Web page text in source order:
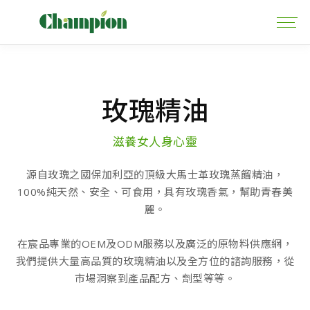
玫瑰精油
滋養女人身心靈
源自玫瑰之國保加利亞的頂級大馬士革玫瑰蒸餾精油，
100%純天然、安全、可食用，具有玫瑰香氣，幫助青春美
麗。
在宸品專業的OEM及ODM服務以及廣泛的原物料供應網，
我們提供大量高品質的玫瑰精油以及全方位的諮詢服務，從
市場洞察到產品配方、劑型等等。